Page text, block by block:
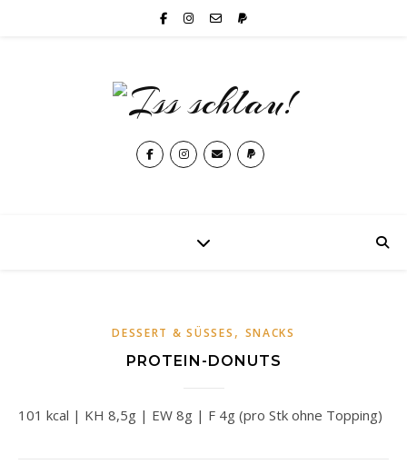
DESSERT & SÜSSES , SNACKS
PROTEIN-DONUTS
101 kcal | KH 8,5g | EW 8g | F 4g (pro Stk ohne Topping)